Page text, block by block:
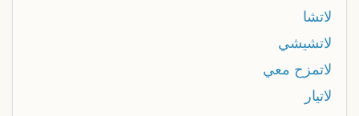
لاتشا
لاتشيشي
لاتمزح معي
لاتيار